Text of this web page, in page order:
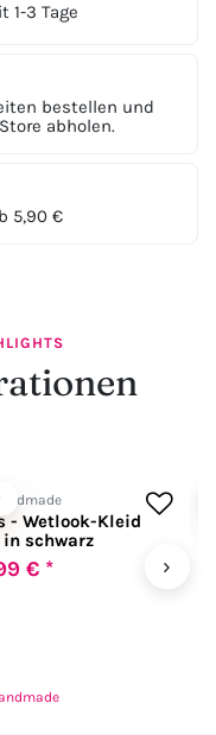
1-3 Tage
bestellen und
abholen.
5,90 €
- Wetlook-Kleid
in schwarz
€ * ›